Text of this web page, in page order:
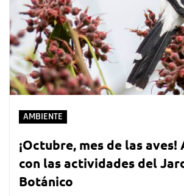
AMBIENTE
¡Octubre, mes de las aves!
con las actividades del
Botánico